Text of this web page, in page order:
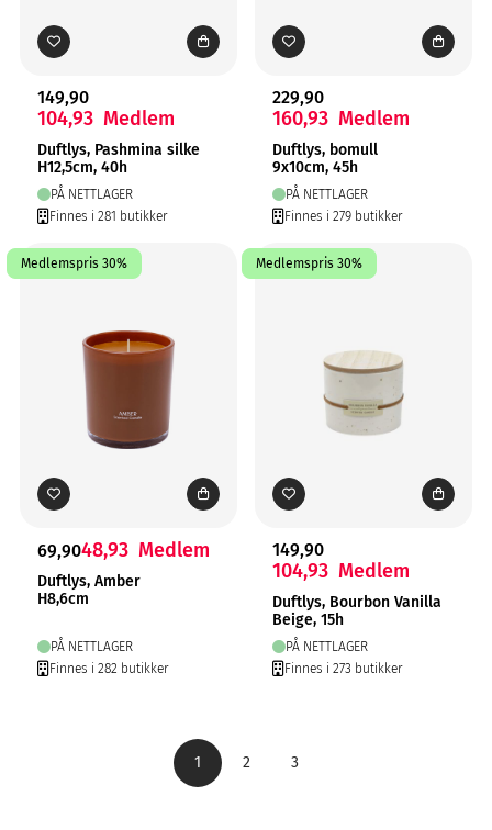
104,93 Medlem
149,90
Duftlys, Pashmina silke
H12,5cm, 40h
PÅ NETTLAGER
Finnes i 281 butikker
160,93 Medlem
229,90
Duftlys, bomull
9x10cm, 45h
PÅ NETTLAGER
Finnes i 279 butikker
Medlemspris 30%
48,93 Medlem
69,90
Duftlys, Amber
H8,6cm
PÅ NETTLAGER
Finnes i 282 butikker
Medlemspris 30%
104,93 Medlem
149,90
Duftlys, Bourbon Vanilla
Beige, 15h
PÅ NETTLAGER
Finnes i 273 butikker
1 2 3